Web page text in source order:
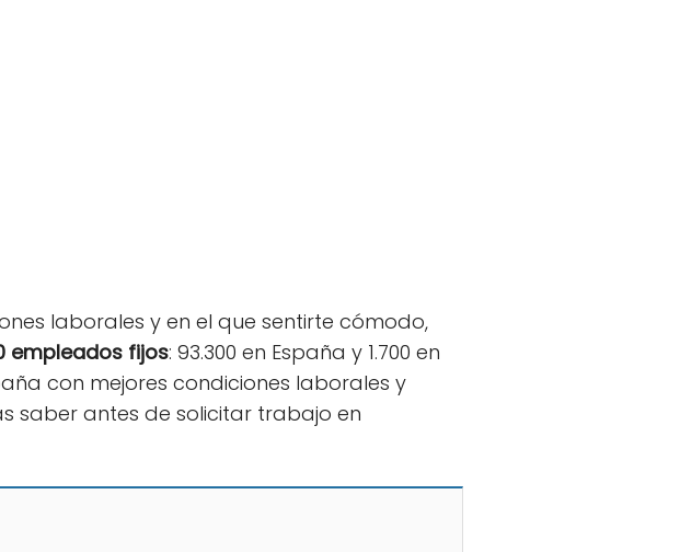
laborales y en el que sentirte cómodo,
empleados fijos: 93.300 en España y 1.700 en
con mejores condiciones laborales y
saber antes de solicitar trabajo en